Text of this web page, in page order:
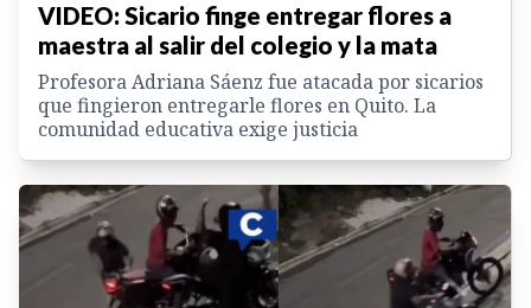
VIDEO: Sicario finge entregar flores a
maestra al salir del colegio y la mata
Profesora Adriana Sáenz fue atacada por sicarios
que fingieron entregarle flores en Quito. La
comunidad educativa exige justicia